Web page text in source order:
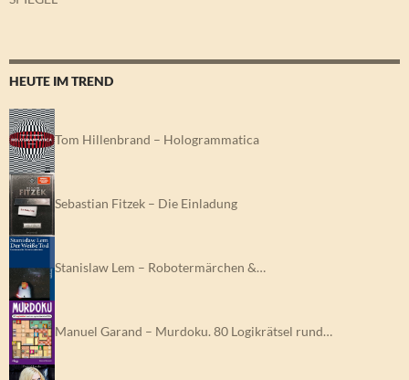
HEUTE IM TREND
Tom Hillenbrand – Hologrammatica
Sebastian Fitzek – Die Einladung
Stanislaw Lem – Robotermärchen &…
Manuel Garand – Murdoku. 80 Logikrätsel rund…